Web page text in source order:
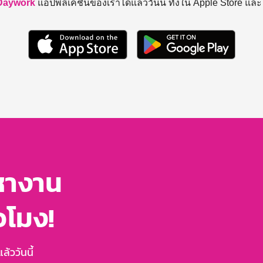
แอปพลิเคชันของเราได้แล้ววันนี้ ทั้งใน Apple Store และ
งาน
มง!
ล้ววันนี้